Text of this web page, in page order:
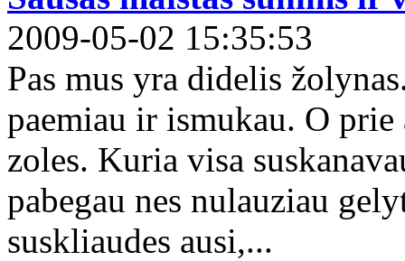
2009-05-02 15:35:53
Pas mus yra didelis
paemiau ir ismukau. O
zoles. Kuria visa
pabegau nes nulauziau
suskliaudes ausi,...